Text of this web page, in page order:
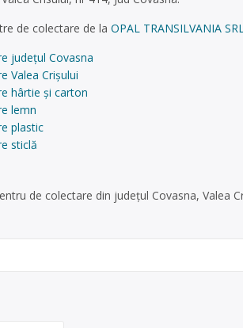
de colectare de la OPAL TRANSILVANIA
județul Covasna
Valea Crișului
hârtie și carton
lemn
plastic
sticlă
de colectare din județul Covasna, Valea